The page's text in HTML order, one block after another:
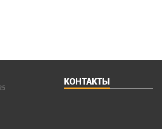
КОНТАКТЫ